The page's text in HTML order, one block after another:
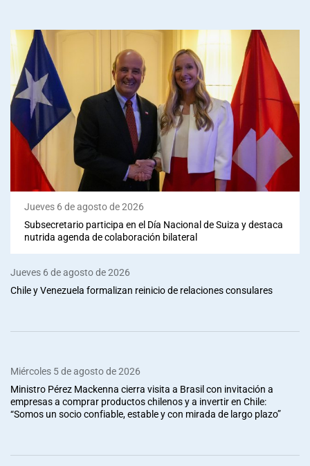
Jueves 6 de agosto de 2026
Subsecretario participa en el Día Nacional de Suiza y destaca
nutrida agenda de colaboración bilateral
Jueves 6 de agosto de 2026
Chile y Venezuela formalizan reinicio de relaciones consulares
Miércoles 5 de agosto de 2026
Ministro Pérez Mackenna cierra visita a Brasil con invitación a
empresas a comprar productos chilenos y a invertir en Chile:
“Somos un socio confiable, estable y con mirada de largo plazo”